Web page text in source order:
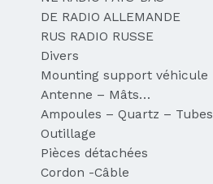
DE RADIO ALLEMANDE
RUS RADIO RUSSE
Divers
Mounting support véhicule
Antenne – Mâts…
Ampoules – Quartz – Tubes
Outillage
Pièces détachées
Cordon -Câble